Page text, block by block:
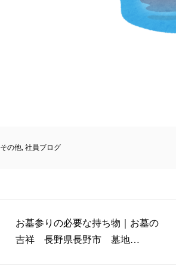
その他, 社員ブログ
お墓参りの必要な持ち物｜お墓の
吉祥 長野県長野市 墓地…